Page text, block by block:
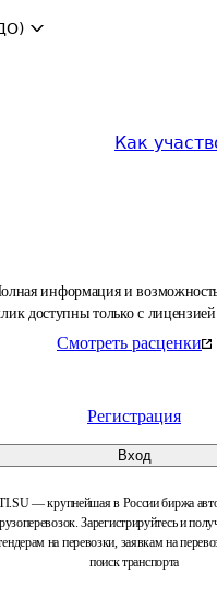
Как
информация и
доступны только с
Смотреть расценки
Регистрация
Вход
— крупнейшая в России биржа
Зарегистрируйтесь и
на перевозки, заявкам на
поиск транспорта